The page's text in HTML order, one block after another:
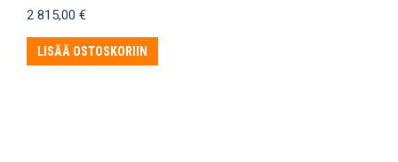
2 815,00 €
LISÄÄ OSTOSKORIIN